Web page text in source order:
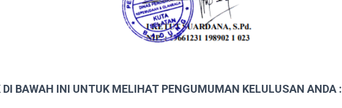
BAWAH INI UNTUK MELIHAT PENGUMUMAN KELULUSAN ANDA :